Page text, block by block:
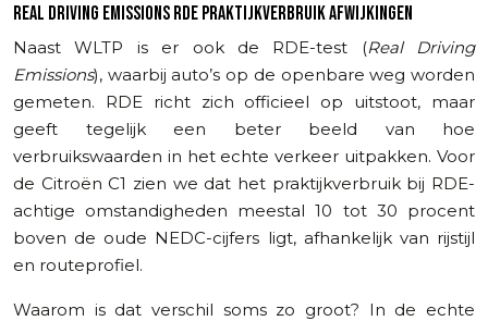
REAL DRIVING EMISSIONS RDE PRAKTIJKVERBRUIK AFWIJKINGEN
Naast WLTP is er ook de RDE-test (Real Driving
Emissions), waarbij auto’s op de openbare weg worden
gemeten. RDE richt zich officieel op uitstoot, maar
geeft tegelijk een beter beeld van hoe
verbruikswaarden in het echte verkeer uitpakken. Voor
de Citroën C1 zien we dat het praktijkverbruik bij RDE-
achtige omstandigheden meestal 10 tot 30 procent
boven de oude NEDC-cijfers ligt, afhankelijk van rijstijl
en routeprofiel.
Waarom is dat verschil soms zo groot? In de echte